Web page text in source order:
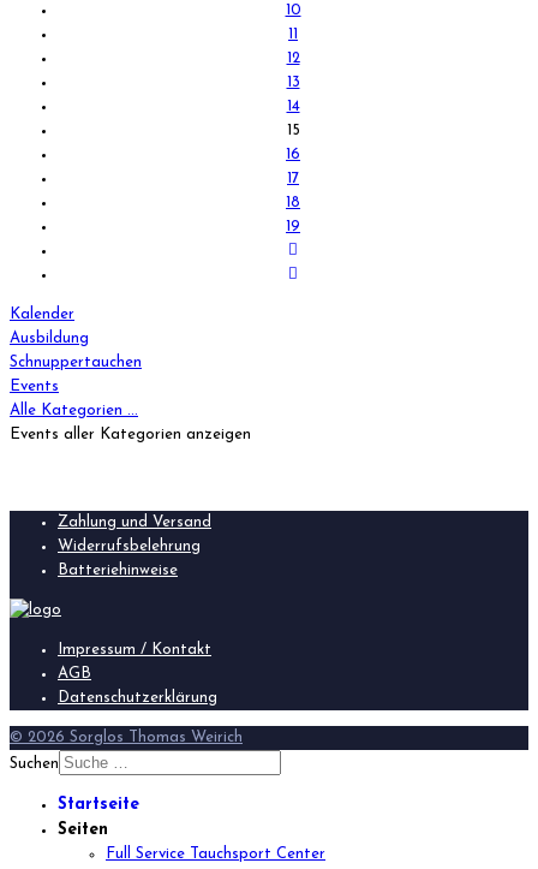
10
11
12
13
14
15
16
17
18
19
Kalender
Ausbildung
Schnuppertauchen
Events
Alle Kategorien ...
Events aller Kategorien anzeigen
Zahlung und Versand
Widerrufsbelehrung
Batteriehinweise
Impressum / Kontakt
AGB
Datenschutzerklärung
© 2026 Sorglos Thomas Weirich
Suchen
Startseite
Seiten
Full Service Tauchsport Center